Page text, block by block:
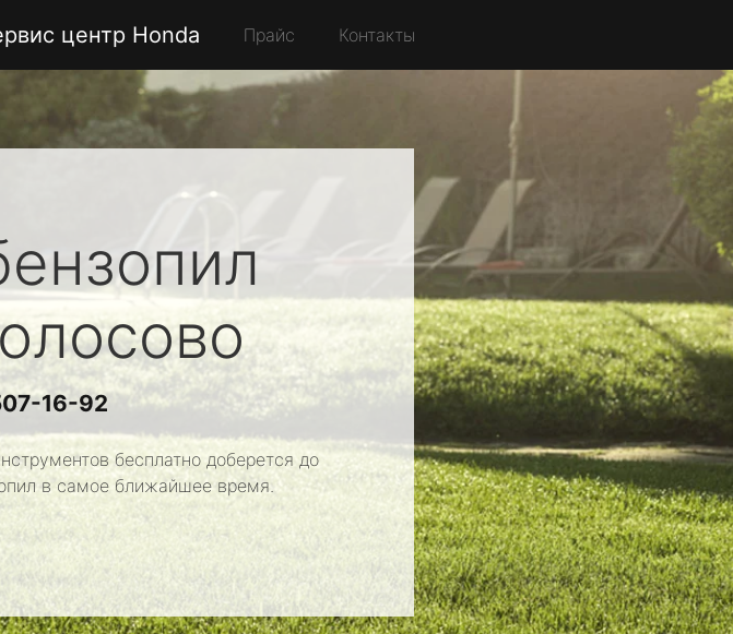
центр Honda Прайс Контакты
16-92
бесплатно доберется до
в самое ближайшее время.